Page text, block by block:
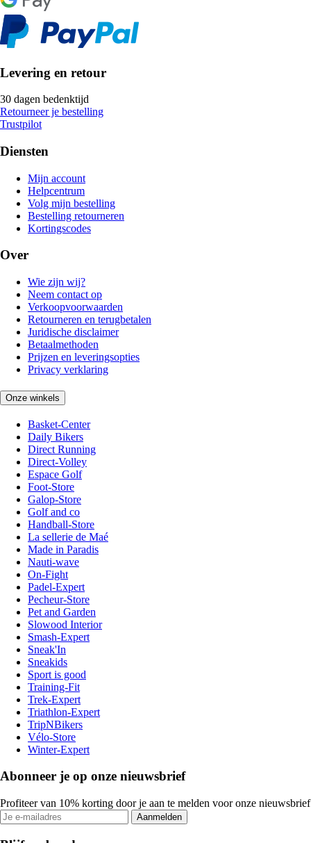
Levering en retour
30 dagen bedenktijd
Retourneer je bestelling
Trustpilot
Diensten
Mijn account
Helpcentrum
Volg mijn bestelling
Bestelling retourneren
Kortingscodes
Over
Wie zijn wij?
Neem contact op
Verkoopvoorwaarden
Retourneren en terugbetalen
Juridische disclaimer
Betaalmethoden
Prijzen en leveringsopties
Privacy verklaring
Onze winkels
Basket-Center
Daily Bikers
Direct Running
Direct-Volley
Espace Golf
Foot-Store
Galop-Store
Golf and co
Handball-Store
La sellerie de Maé
Made in Paradis
Nauti-wave
On-Fight
Padel-Expert
Pecheur-Store
Pet and Garden
Slowood Interior
Smash-Expert
Sneak'In
Sneakids
Sport is good
Training-Fit
Trek-Expert
Triathlon-Expert
TripNBikers
Vélo-Store
Winter-Expert
Abonneer je op onze nieuwsbrief
Profiteer van 10% korting door je aan te melden voor onze nieuwsbrief
Aanmelden